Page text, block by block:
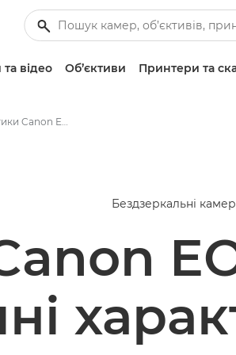
відео Об’єктиви Принтери та
Тех. характеристики Canon EOS M3
Бездзеркальні